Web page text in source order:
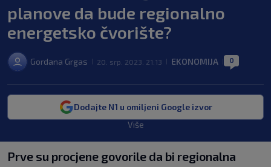
planove da bude regionalno
energetsko čvorište?
Gordana Grgas 20. srp. 2023. 21:13 EKONOMIJA 0
Dodajte N1 u omiljeni Google izvor
Više
Prve su procjene govorile da bi regionalna